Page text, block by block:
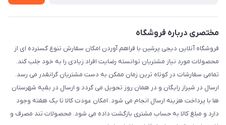
مختصری درباره فروشگاه
فروشگاه آنلاین دیجی پرشین با فراهم آوردن امکان سفارش تنوع گسترده ای از
محصولات مورد نیاز مشتریان توانسته رضایت افراد زیادی را به خود جلب کند.
تمامی سفارشات در کوتاه ترین زمان ممکن به دست مشتریان گرانقدر می رسد.
ارسال در شیراز رایگان و در همان روز تحویل می گردد و ارسال در بقیه شهرستان
ها با پرداخت هزینه ارسال انجام می شود. امکان عودت کالا تا یک هفته وجود
دارد و مبلغ کالا به حساب مشتری بازگشت داده می شود. محصولات تند مصرف و